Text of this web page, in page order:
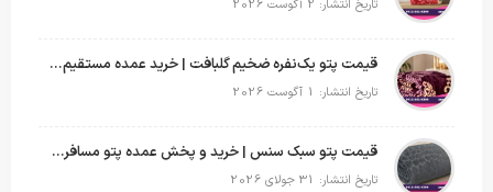
تاریخ انتشار: 2 آگوست 2026
قیمت پتو یک‌نفره ضخیم گلبافت | خرید عمده مستقیم با بهترین قیمت
تاریخ انتشار: 1 آگوست 2026
قیمت پتو سبک سنس | خرید و پخش عمده پتو مسافرتی Sense
تاریخ انتشار: 31 جولای 2026